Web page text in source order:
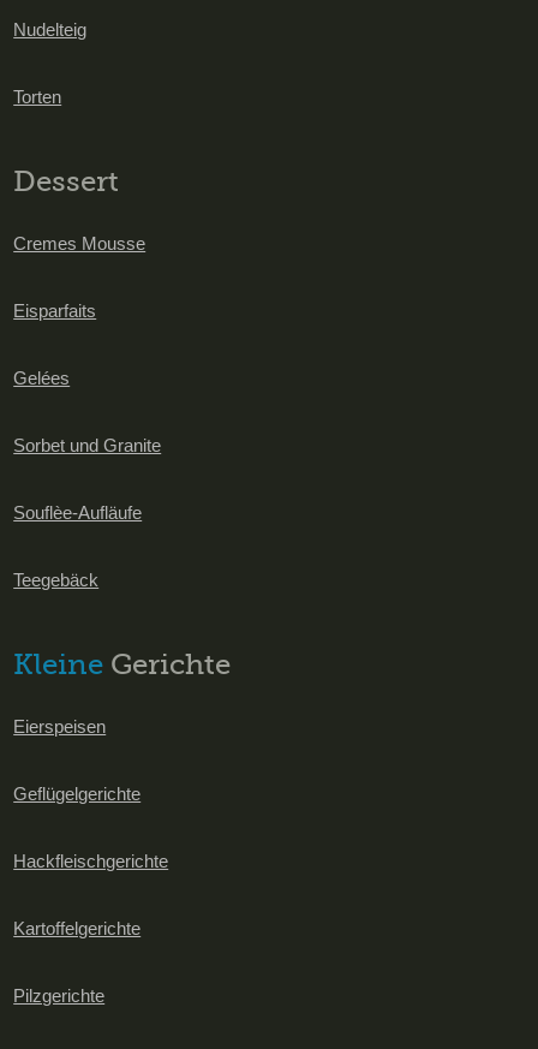
Nudelteig
Torten
Dessert
Cremes Mousse
Eisparfaits
Gelées
Sorbet und Granite
Souflèe-Aufläufe
Teegebäck
Kleine Gerichte
Eierspeisen
Geflügelgerichte
Hackfleischgerichte
Kartoffelgerichte
Pilzgerichte